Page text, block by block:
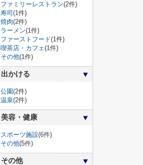
ファミリーレストラン(2件)
寿司 (1件)
焼肉(2件)
ラーメン(1件)
ファーストフード(1件)
喫茶店・カフェ(1件)
その他(1件)
出かける
公園(2件)
温泉(2件)
美容・健康
スポーツ施設(6件)
その他(5件)
その他